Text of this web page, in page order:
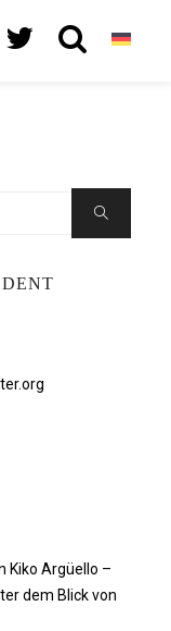
Suche
Kiko Argüello –
dem Blick von